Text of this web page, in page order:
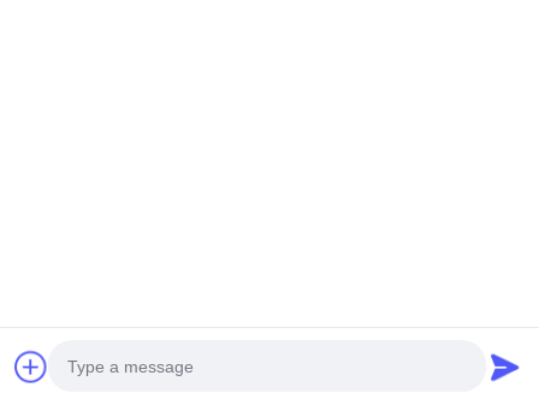
Μετασχηματιστής απομόνωσης UPS